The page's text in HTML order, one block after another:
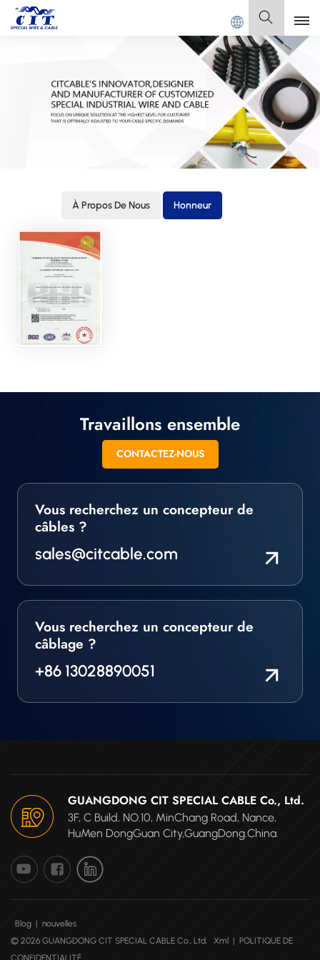
CIT SPECIAL CABLE Co., Ltd. Français
English
Français
Deutsch
Polski
À Propos De Nous Honneur
Travaillons ensemble
CONTACTEZ-NOUS
Vous recherchez un concepteur de
câbles ?
sales@citcable.com
Vous recherchez un concepteur de
câblage ?
+86 13028890051
GUANGDONG CIT SPECIAL CABLE Co., Ltd.
3F, C Build, NO.10, MinChang Road, Nance,
HuMen DongGuan City,GuangDong.China.
Blog | nouvelles
© 2026 GUANGDONG CIT SPECIAL CABLE Co., Ltd.
Xml | POLITIQUE DE
CONFIDENTIALITÉ